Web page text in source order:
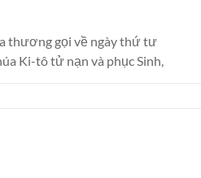
thương gọi về ngày thứ tư
Ki-tô tử nạn và phục Sinh,